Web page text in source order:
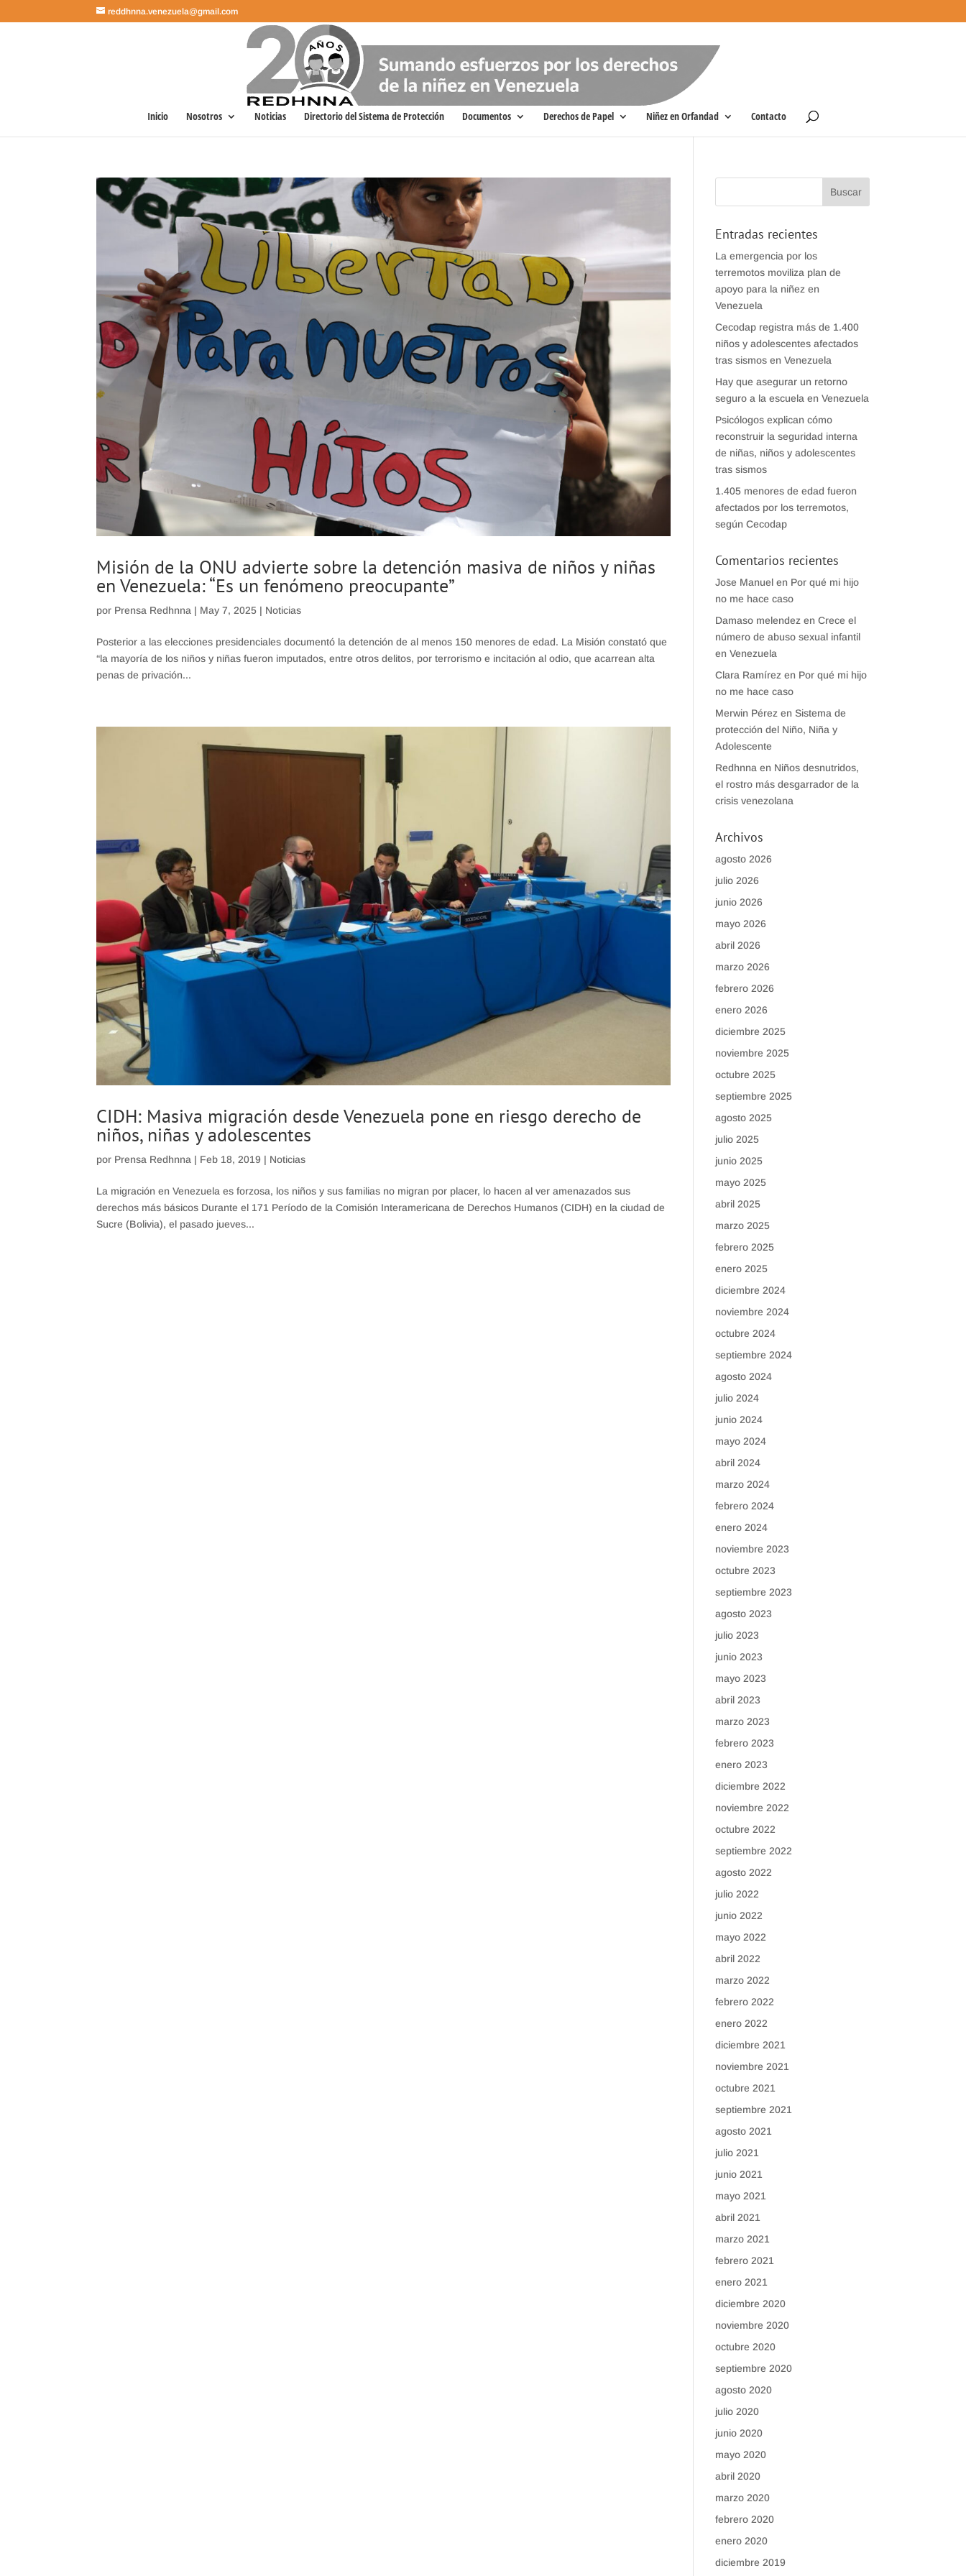
reddhnna.venezuela@gmail.com
Inicio Nosotros Noticias Directorio del Sistema de Protección Documentos Derechos de Papel Niñez en Orfandad Contacto
Misión de la ONU advierte sobre la detención masiva de niños y niñas
en Venezuela: “Es un fenómeno preocupante”
por Prensa Redhnna | May 7, 2025 | Noticias
Posterior a las elecciones presidenciales documentó la detención de al menos 150 menores de edad. La Misión constató que
“la mayoría de los niños y niñas fueron imputados, entre otros delitos, por terrorismo e incitación al odio, que acarrean alta
penas de privación...
CIDH: Masiva migración desde Venezuela pone en riesgo derecho de
niños, niñas y adolescentes
por Prensa Redhnna | Feb 18, 2019 | Noticias
La migración en Venezuela es forzosa, los niños y sus familias no migran por placer, lo hacen al ver amenazados sus
derechos más básicos Durante el 171 Período de la Comisión Interamericana de Derechos Humanos (CIDH) en la ciudad de
Sucre (Bolivia), el pasado jueves...
Entradas recientes
La emergencia por los
terremotos moviliza plan de
apoyo para la niñez en
Venezuela
Cecodap registra más de 1.400
niños y adolescentes afectados
tras sismos en Venezuela
Hay que asegurar un retorno
seguro a la escuela en Venezuela
Psicólogos explican cómo
reconstruir la seguridad interna
de niñas, niños y adolescentes
tras sismos
1.405 menores de edad fueron
afectados por los terremotos,
según Cecodap
Comentarios recientes
Jose Manuelen Por qué mi hijo
no me hace caso
Damaso melendez en Crece el
número de abuso sexual infantil
en Venezuela
Clara Ramírez en Por qué mi hijo
no me hace caso
Merwin Pérez en Sistema de
protección del Niño, Niña y
Adolescente
Redhnna en Niños desnutridos,
el rostro más desgarrador de la
crisis venezolana
Archivos
agosto 2026
julio 2026
junio 2026
mayo 2026
abril 2026
marzo 2026
febrero 2026
enero 2026
diciembre 2025
noviembre 2025
octubre 2025
septiembre 2025
agosto 2025
julio 2025
junio 2025
mayo 2025
abril 2025
marzo 2025
febrero 2025
enero 2025
diciembre 2024
noviembre 2024
octubre 2024
septiembre 2024
agosto 2024
julio 2024
junio 2024
mayo 2024
abril 2024
marzo 2024
febrero 2024
enero 2024
noviembre 2023
octubre 2023
septiembre 2023
agosto 2023
julio 2023
junio 2023
mayo 2023
abril 2023
marzo 2023
febrero 2023
enero 2023
diciembre 2022
noviembre 2022
octubre 2022
septiembre 2022
agosto 2022
julio 2022
junio 2022
mayo 2022
abril 2022
marzo 2022
febrero 2022
enero 2022
diciembre 2021
noviembre 2021
octubre 2021
septiembre 2021
agosto 2021
julio 2021
junio 2021
mayo 2021
abril 2021
marzo 2021
febrero 2021
enero 2021
diciembre 2020
noviembre 2020
octubre 2020
septiembre 2020
agosto 2020
julio 2020
junio 2020
mayo 2020
abril 2020
marzo 2020
febrero 2020
enero 2020
diciembre 2019